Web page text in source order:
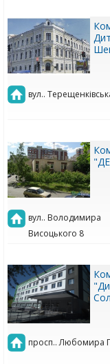
вул..
вул.. Володимира
Висоцького 8
просп.. Любомира